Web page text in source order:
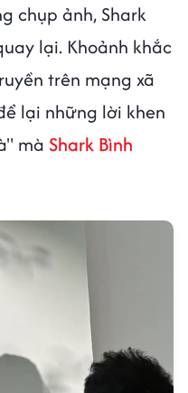
chụp ảnh, Shark
lại. Khoảnh khắc
trên mạng xã
lại những lời khen
mà Shark Bình